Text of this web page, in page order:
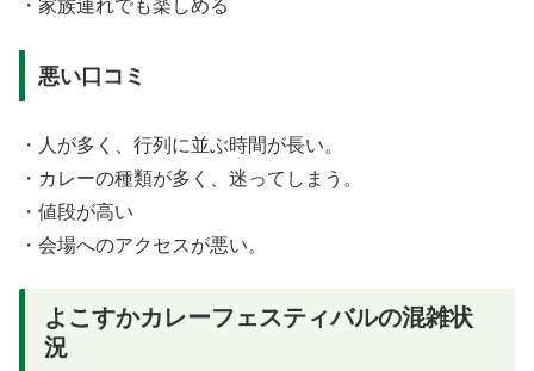
・家族連れでも楽しめる
悪い口コミ
・人が多く、行列に並ぶ時間が長い。
・カレーの種類が多く、迷ってしまう。
・値段が高い
・会場へのアクセスが悪い。
よこすかカレーフェスティバルの混雑状
況